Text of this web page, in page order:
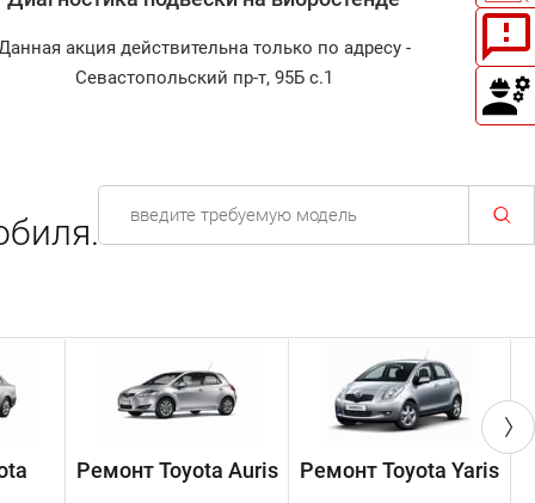
акция действительна только по адресу -
Севастопольский пр-т, 95Б с.1
Ремонт Toyota Auris Ремонт Toyota Yaris